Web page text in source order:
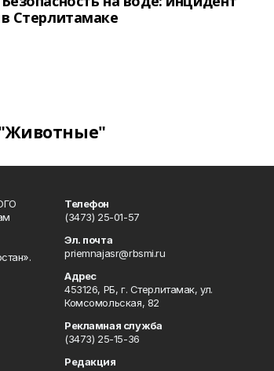
в Стерлитамаке
Телефон
(3473) 25-01-57
Эл. почта
priemnajasr@rbsmi.ru
Адрес
453126, РБ, г. Стерлитамак, ул.
Комсомольская, 82
Рекламная служба
(3473) 25-15-36
Редакция